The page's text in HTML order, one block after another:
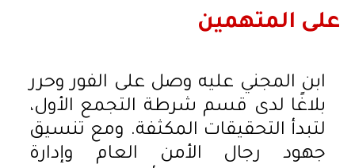
على المتهمين
ابن المجني عليه وصل على الفور وحرر
بلاغًا لدى قسم شرطة التجمع الأول،
لتبدأ التحقيقات المكثفة. ومع تنسيق
جهود رجال الأمن العام وإدارة